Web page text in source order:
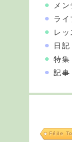
メン
ライ
レッ
日記
特集
記事
Féile